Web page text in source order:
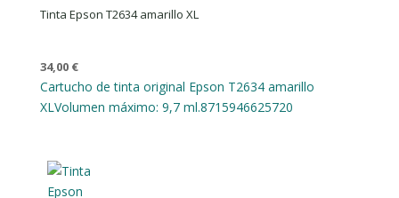
Tinta Epson T2634 amarillo XL
34,00 €
Cartucho de tinta original Epson T2634 amarillo
XLVolumen máximo: 9,7 ml.8715946625720